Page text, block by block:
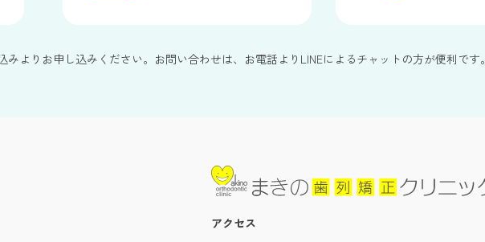
みよりお申し込みください。お問い合わせは、お電話よりLINEによるチャットの方が便利です。
アクセス